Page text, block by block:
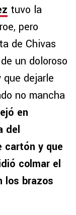
tuvo la
pero
de Chivas
un doloroso
que dejarle
no mancha
en
del
cartón y que
colmar el
los brazos